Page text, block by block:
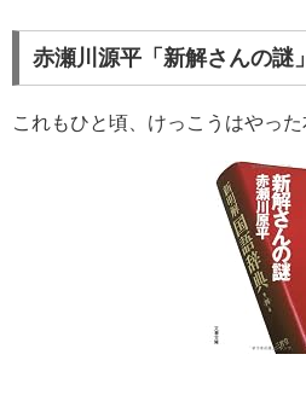
赤瀬川源平「新解さんの謎」
これもひと頃、けっこうはやった